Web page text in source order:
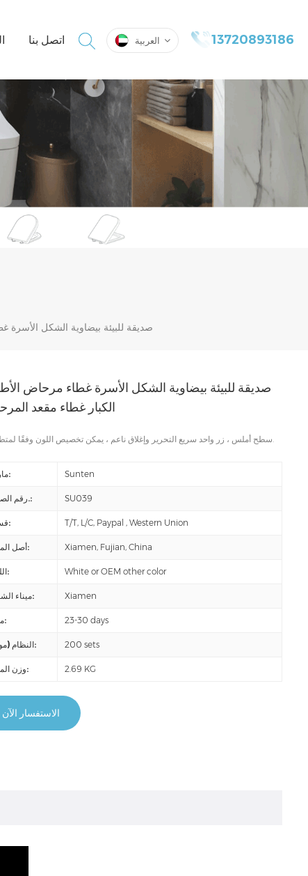
13720893186 العربية اتصل بنا
صديقة للبيئة بيضاوية الشكل
صديقة للبيئة بيضاوية الشكل الأسرة غطاء مرحاض
الكبار غطاء مقعد
ماركة: Sunten
رقم الصنف.: SU039
قسط: T/T, L/C, Paypal , Western Union
أصل المنتج: Xiamen, Fujian, China
اللون: White or OEM other color
ميناء الشحن: Xiamen
مهلة: 23-30 days
النظام (موك): 200 sets
وزن المنتج: 2.69 KG
الاستفسار الآن